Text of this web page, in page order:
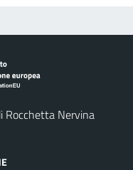
Rocchetta Nervina